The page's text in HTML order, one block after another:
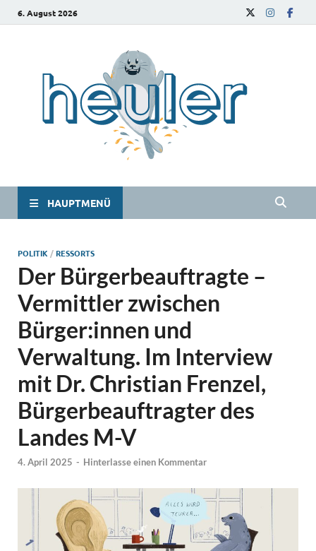
6. August 2026
HAUPTMENÜ
POLITIK /RESSORTS
Der Bürgerbeauftragte –
Vermittler zwischen
Bürger:innen und
Verwaltung. Im Interview
mit Dr. Christian Frenzel,
Bürgerbeauftragter des
Landes M-V
4. April 2025 - Hinterlasse einen Kommentar